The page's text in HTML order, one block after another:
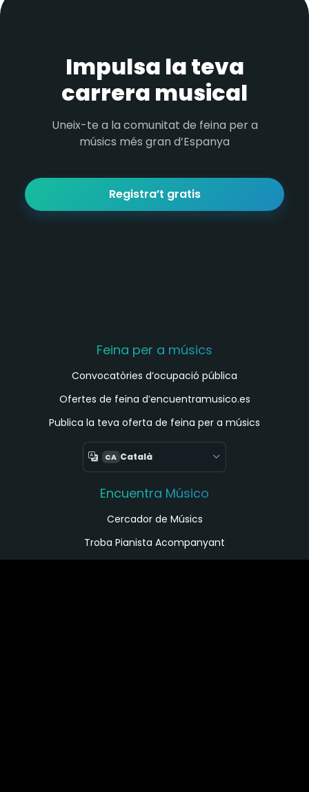
Impulsa la teva
carrera musical
Uneix-te a la comunitat de feina per a
músics més gran d’Espanya
Registra’t gratis
Feina per a músics
Convocatòries d’ocupació pública
Ofertes de feina d’encuentramusico.es
Publica la teva oferta de feina per a músics
CA Català
Encuentra Músico
Cercador de Músics
Troba Pianista Acompanyant